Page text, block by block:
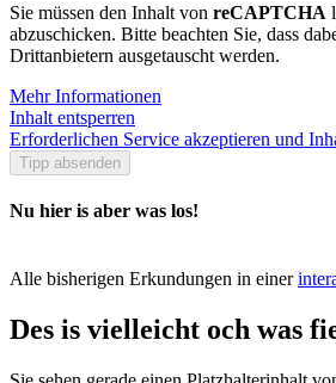
Sie müssen den Inhalt von reCAPTCHA
abzuschicken. Bitte beachten Sie, dass
Drittanbietern ausgetauscht werden.
Mehr Informationen
Inhalt entsperren
Erforderlichen Service akzeptieren und
Tipp absenden
Nu hier is aber was los!
Alle bisherigen Erkundungen in einer
Des is vielleicht och was